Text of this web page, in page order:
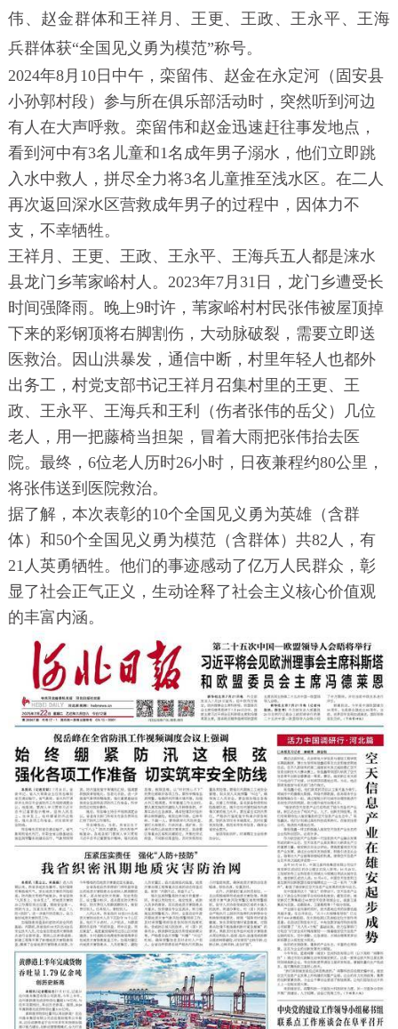
伟、赵金群体和王祥月、王更、王政、王永平、王海
兵群体获“全国见义勇为模范”称号。
2024年8月10日中午，栾留伟、赵金在永定河（固安县
小孙郭村段）参与所在俱乐部活动时，突然听到河边
有人在大声呼救。栾留伟和赵金迅速赶往事发地点，
看到河中有3名儿童和1名成年男子溺水，他们立即跳
入水中救人，拼尽全力将3名儿童推至浅水区。在二人
再次返回深水区营救成年男子的过程中，因体力不
支，不幸牺牲。
王祥月、王更、王政、王永平、王海兵五人都是涞水
县龙门乡苇家峪村人。2023年7月31日，龙门乡遭受长
时间强降雨。晚上9时许，苇家峪村村民张伟被屋顶掉
下来的彩钢顶将右脚割伤，大动脉破裂，需要立即送
医救治。因山洪暴发，通信中断，村里年轻人也都外
出务工，村党支部书记王祥月召集村里的王更、王
政、王永平、王海兵和王利（伤者张伟的岳父）几位
老人，用一把藤椅当担架，冒着大雨把张伟抬去医
院。最终，6位老人历时26小时，日夜兼程约80公里，
将张伟送到医院救治。
据了解，本次表彰的10个全国见义勇为英雄（含群
体）和50个全国见义勇为模范（含群体）共82人，有
21人英勇牺牲。他们的事迹感动了亿万人民群众，彰
显了社会正气正义，生动诠释了社会主义核心价值观
的丰富内涵。